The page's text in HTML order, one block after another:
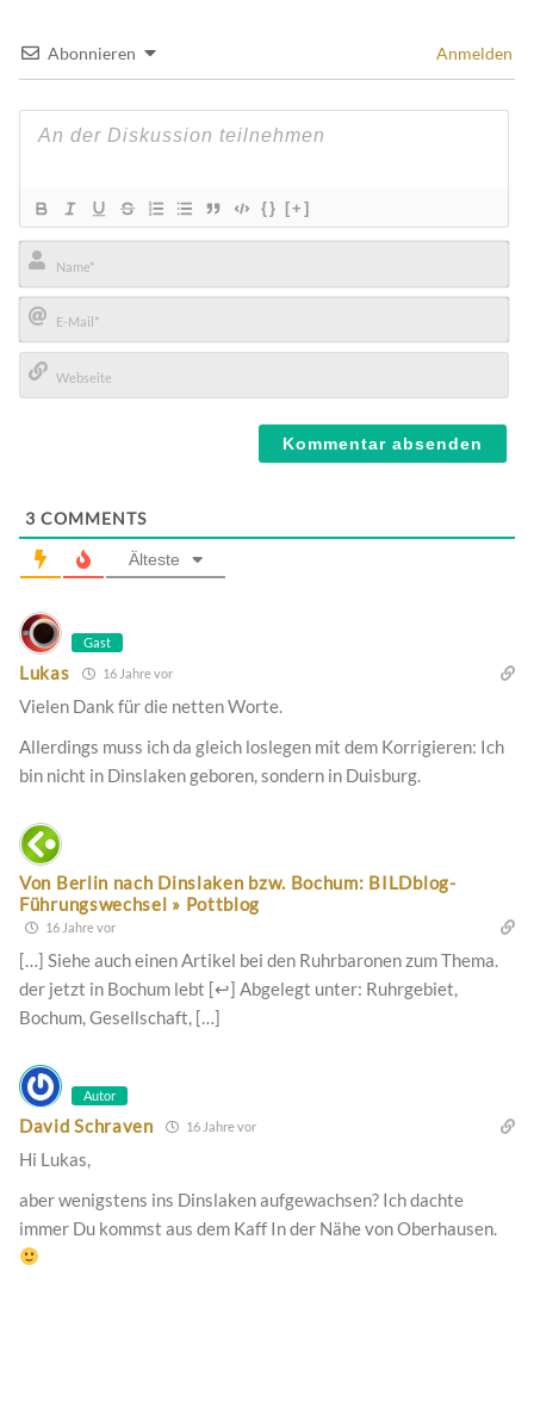
Abonnieren Anmelden
{} [+]
Name*
E-
Mail*
3 COMMENTS
Älteste
Gast
Lukas 16 Jahre vor
Vielen Dank für die netten Worte.
Allerdings muss ich da gleich loslegen mit dem Korrigieren: Ich
bin nicht in Dinslaken geboren, sondern in Duisburg.
Von Berlin nach Dinslaken bzw. Bochum: BILDblog-
Führungswechsel » Pottblog
16 Jahre vor
[…] Siehe auch einen Artikel bei den Ruhrbaronen zum Thema.
der jetzt in Bochum lebt [↩] Abgelegt unter: Ruhrgebiet,
Bochum, Gesellschaft, […]
Autor
David Schraven 16 Jahre vor
Hi Lukas,
aber wenigstens ins Dinslaken aufgewachsen? Ich dachte
immer Du kommst aus dem Kaff In der Nähe von Oberhausen.